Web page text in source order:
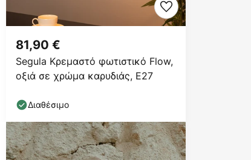
Segula Κρεμαστό φωτιστικό Flow,
οξιά σε χρώμα καρυδιάς, E27
81,90 €
Διαθέσιμο